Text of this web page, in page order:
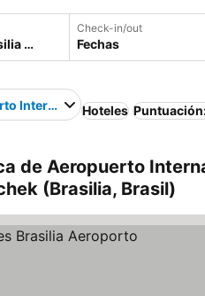
Check-in/out
Fechas
Internacional de Brasilia
Hoteles
de Aeropuerto
(Brasilia, Brasil)